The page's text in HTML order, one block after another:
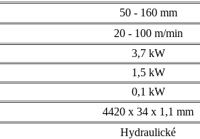
50 - 160 mm
20 - 100 m/min
3,7 kW
1,5 kW
0,1 kW
4420 x 34 x 1,1 mm
Hydraulické